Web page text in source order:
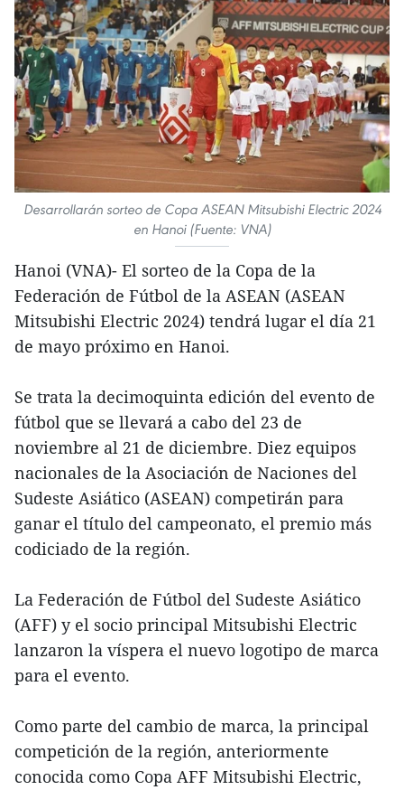
Desarrollarán sorteo de Copa ASEAN Mitsubishi Electric 2024
en Hanoi (Fuente: VNA)
Hanoi (VNA)- El sorteo de la Copa de la
Federación de Fútbol de la ASEAN (ASEAN
Mitsubishi Electric 2024) tendrá lugar el día 21
de mayo próximo en Hanoi.
Se trata la decimoquinta edición del evento de
fútbol que se llevará a cabo del 23 de
noviembre al 21 de diciembre. Diez equipos
nacionales de la Asociación de Naciones del
Sudeste Asiático (ASEAN) competirán para
ganar el título del campeonato, el premio más
codiciado de la región.
La Federación de Fútbol del Sudeste Asiático
(AFF) y el socio principal Mitsubishi Electric
lanzaron la víspera el nuevo logotipo de marca
para el evento.
Como parte del cambio de marca, la principal
competición de la región, anteriormente
conocida como Copa AFF Mitsubishi Electric,